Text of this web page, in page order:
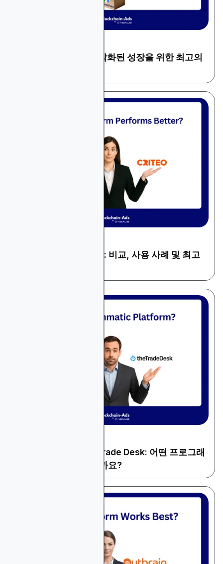
Google 애즈 대안: 다각화된 성장을 위한 최고의
Criteo vs Google Ads: 비교, 사용 사례 및 최고
StackAdapt vs The Trade Desk: 어떤 프로그래
매틱 플랫폼이 적합할까요?